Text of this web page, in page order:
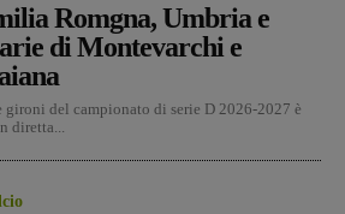
Romgna, Umbria e
di Montevarchi e
del campionato di serie D 2026-2027 è
diretta...